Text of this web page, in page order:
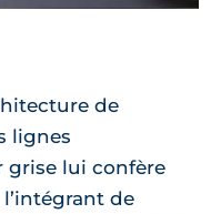
de
lignes
grise lui confère
de